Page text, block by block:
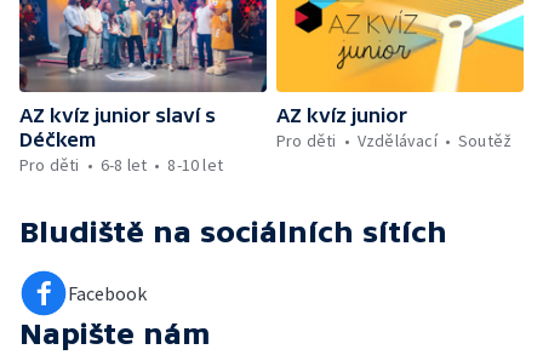
AZ kvíz junior slaví s
Déčkem
Pro děti
6-8 let 8-10 let
AZ kvíz junior
Pro děti
Vzdělávací Soutěž
Bludiště na sociálních sítích
Facebook
Napište nám